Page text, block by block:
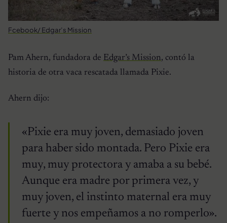
Fcebook/ Edgar’s Mission
Pam Ahern, fundadora de Edgar’s Mission, contó la
historia de otra vaca rescatada llamada Pixie.
Ahern dijo:
«Pixie era muy joven, demasiado joven
para haber sido montada. Pero Pixie era
muy, muy protectora y amaba a su bebé.
Aunque era madre por primera vez, y
muy joven, el instinto maternal era muy
fuerte y nos empeñamos a no romperlo».